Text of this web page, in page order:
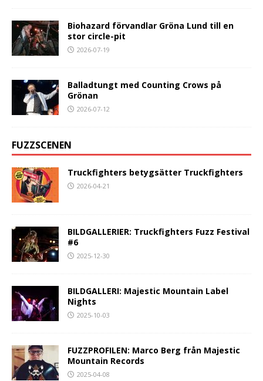
Biohazard förvandlar Gröna Lund till en
stor circle-pit
2026-07-19
Balladtungt med Counting Crows på
Grönan
2026-07-12
FUZZSCENEN
Truckfighters betygsätter Truckfighters
2026-04-21
BILDGALLERIER: Truckfighters Fuzz Festival
#6
2025-12-30
BILDGALLERI: Majestic Mountain Label
Nights
2025-10-03
FUZZPROFILEN: Marco Berg från Majestic
Mountain Records
2025-04-08